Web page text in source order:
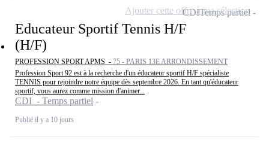
Educateur Sportif Tennis H/F
(H/F)
PROFESSION SPORT APMS - 75 - PARIS 13E ARRONDISSEMENT
Profession Sport 92 est à la recherche d'un éducateur sportif H/F spécialiste
TENNIS pour rejoindre notre équipe dès septembre 2026. En tant qu'éducateur
sportif, vous aurez comme mission d'animer...
CDI - Temps partiel
Publié il y a 10 jours
CDITemps partiel
Ajouter cette offre à ma sélection